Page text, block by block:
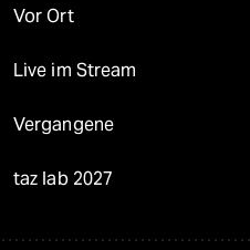
Vor Ort
Live im Stream
Vergangene
taz lab 2027